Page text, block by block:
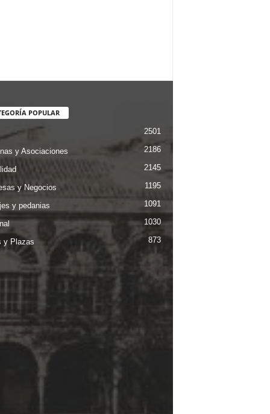
POPULAR
2501
y Asociaciones 2186
2145
y Negocios 1195
y pedanias 1091
1030
y Plazas 873